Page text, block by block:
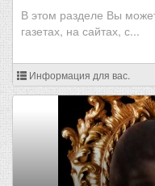
В этом разделе Вы
газетах, на сайтах, с...
Информация для вас.